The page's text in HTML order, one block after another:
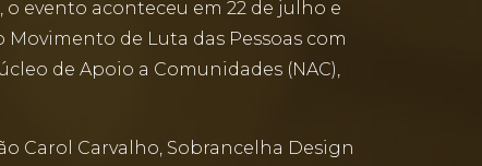
o evento aconteceu em 22 de julho e
de Luta das Pessoas com
de Apoio a Comunidades (NAC),
Carol Carvalho, Sobrancelha Design